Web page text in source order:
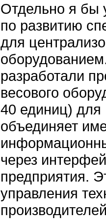
Отдельно я бы
по развитию
для
разработали
весового
40 единиц)
объединяет
через
предприятия.
управления